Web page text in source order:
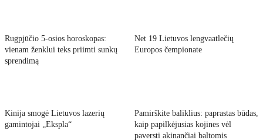
Rugpjūčio 5-osios horoskopas:
vienam ženklui teks priimti sunkų
sprendimą
Net 19 Lietuvos lengvaatlečių
Europos čempionate
Kinija smogė Lietuvos lazerių
gamintojai „Ekspla“
Pamirškite baliklius: paprastas būdas,
kaip papilkėjusias kojines vėl
paversti akinančiai baltomis